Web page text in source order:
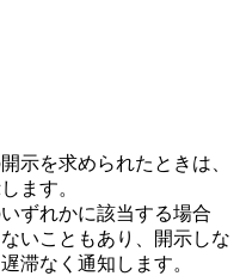
示を求められたときは、
ます。
ずれかに該当する場合
いこともあり、開示しな
滞なく通知します。